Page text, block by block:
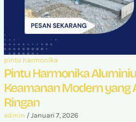
pintu harmonika
Pintu Harmonika
Keamanan Modern yang
Ringan
admin /Januari 7, 2026